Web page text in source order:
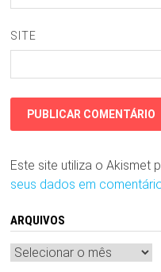
SITE
Este site utiliza o Akismet
seus dados em
ARQUIVOS
Arquivos